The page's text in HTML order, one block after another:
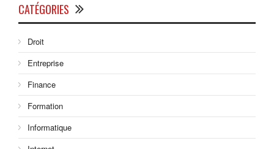
CATÉGORIES
Droit
Entreprise
Finance
Formation
Informatique